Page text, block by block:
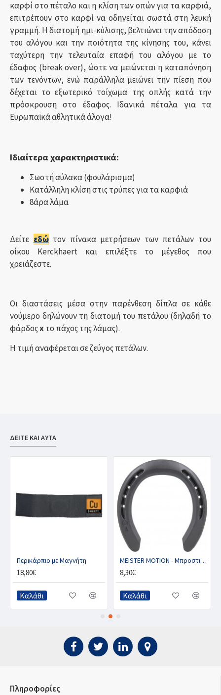
καρφί στο πέταλο και η κλίση των οπών για τα καρφιά,
επιτρέπουν στο καρφί να οδηγείται σωστά στη λευκή
γραμμή. Η διατομή ημι-κύλισης, βελτιώνει την απόδοση
του αλόγου και την ποιότητα της κίνησης του, κάνει
ταχύτερη την τελευταία επαφή του αλόγου με το
έδαφος (break over), ώστε να μειώνεται η καταπόνηση
των τενόντων, ενώ παράλληλα μειώνει την πίεση που
δέχεται το εξωτερικό τοίχωμα της οπλής κατά την
πρόσκρουση στο έδαφος. Ιδανικά πέταλα για τα
Ευρωπαϊκά αθλητικά άλογα!
Ιδιαίτερα χαρακτηριστικά:
Σωστή αύλακα (φουλάρισμα)
Κατάλληλη κλίση στις τρύπες για τα καρφιά
8άρα λάμα
Δείτε εδώτον πίνακα μετρήσεων των πετάλων του
οίκου Kerckhaert και επιλέξτε το μέγεθος που
χρειάζεστε.
Οι διαστάσεις μέσα στην παρένθεση δίπλα σε κάθε
νούμερο δηλώνουν τη διατομή του πετάλου (δηλαδή το
φάρδοςxτο πάχος της λάμας).
Η τιμή αναφέρεται σε ζεύγος πετάλων.
ΔΕΙΤΕ ΚΑΙ ΑΥΤΑ
Περικάρπιο με Μαγνήτη
18,80€
Καλάθι
MEISTER MOTION - Μπροστινό με 2 κλιπ (ζευγ.)
8,30€
Καλάθι
Πληροφορίες